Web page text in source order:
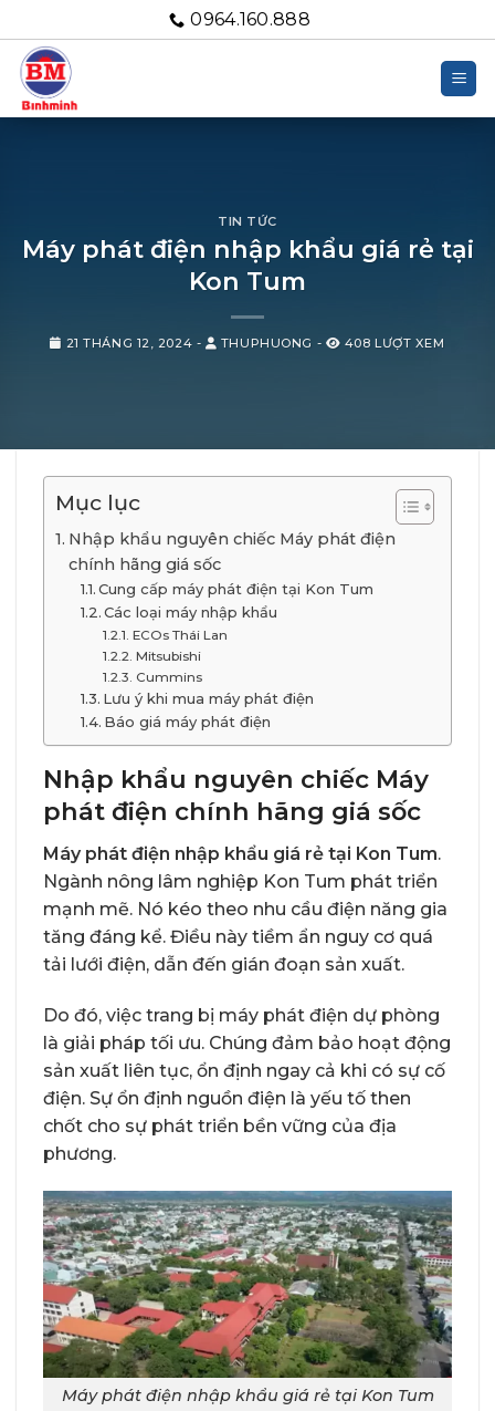
qua
nội
dung
0964.160.888
TIN TỨC
Máy phát điện nhập khẩu giá rẻ tại
Kon Tum
21 THÁNG 12, 2024 - THUPHUONG - 408 LƯỢT XEM
Mục lục
Nhập khẩu nguyên chiếc Máy phát điện
chính hãng giá sốc
Cung cấp máy phát điện tại Kon Tum
Các loại máy nhập khẩu
ECOs Thái Lan
Mitsubishi
Cummins
Lưu ý khi mua máy phát điện
Báo giá máy phát điện
Nhập khẩu nguyên chiếc Máy
phát điện chính hãng giá sốc
Máy phát điện nhập khẩu giá rẻ tại Kon Tum.
Ngành nông lâm nghiệp Kon Tum phát triển
mạnh mẽ. Nó kéo theo nhu cầu điện năng gia
tăng đáng kể. Điều này tiềm ẩn nguy cơ quá
tải lưới điện, dẫn đến gián đoạn sản xuất.
Do đó, việc trang bị máy phát điện dự phòng
là giải pháp tối ưu. Chúng đảm bảo hoạt động
sản xuất liên tục, ổn định ngay cả khi có sự cố
điện. Sự ổn định nguồn điện là yếu tố then
chốt cho sự phát triển bền vững của địa
phương.
Máy phát điện nhập khẩu giá rẻ tại Kon Tum